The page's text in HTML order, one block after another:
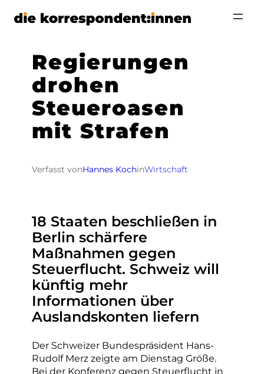
Zum
Regierungen
drohen
Steueroasen
mit Strafen
Verfasst vonHannes KochinWirtschaft
18 Staaten beschließen in
Berlin schärfere
Maßnahmen gegen
Steuerflucht. Schweiz will
künftig mehr
Informationen über
Auslandskonten liefern
Der Schweizer Bundespräsident Hans-
Rudolf Merz zeigte am Dienstag Größe.
Bei der Konferenz gegen Steuerflucht in